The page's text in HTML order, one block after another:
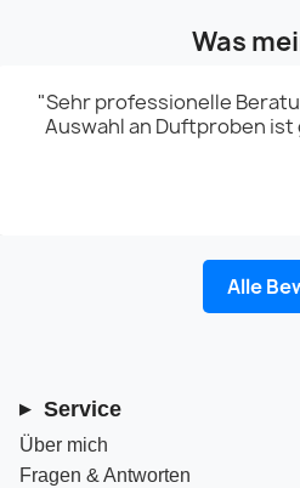
Was
"Sehr professionelle
Auswahl an Duftproben
Alle
Service
Über mich
Fragen & Antworten